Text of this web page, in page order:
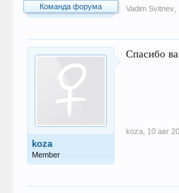
Команда форума
Vadim Svitnev
koza
Member
Спасибо
koza 10 авг